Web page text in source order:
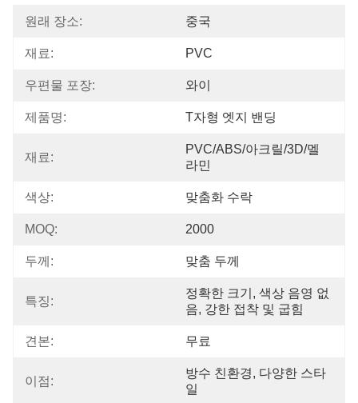
원래 장소: 중국
재료: PVC
우편물 포장: 와이
제품명: T자형 엣지 밴딩
재료:
PVC/ABS/아크릴/3D/멜
라민
색상: 맞춤화 수락
MOQ: 2000
두께: 맞춤 두께
특징:
정확한 크기, 색상 음영 없
음, 강한 접착 및 굽힘
견본: 무료
이점:
방수 친환경, 다양한 스타
일